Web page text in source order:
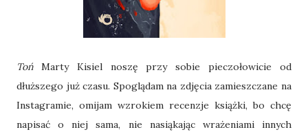
TońMarty Kisiel noszę przy sobie pieczołowicie od
dłuższego już czasu. Spoglądam na zdjęcia zamieszczane na
Instagramie, omijam wzrokiem recenzje książki, bo chcę
napisać o niej sama, nie nasiąkając wrażeniami innych